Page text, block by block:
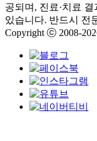
공되며, 진료·치료
있습니다. 반드시 전
Copyright ⓒ 2008-